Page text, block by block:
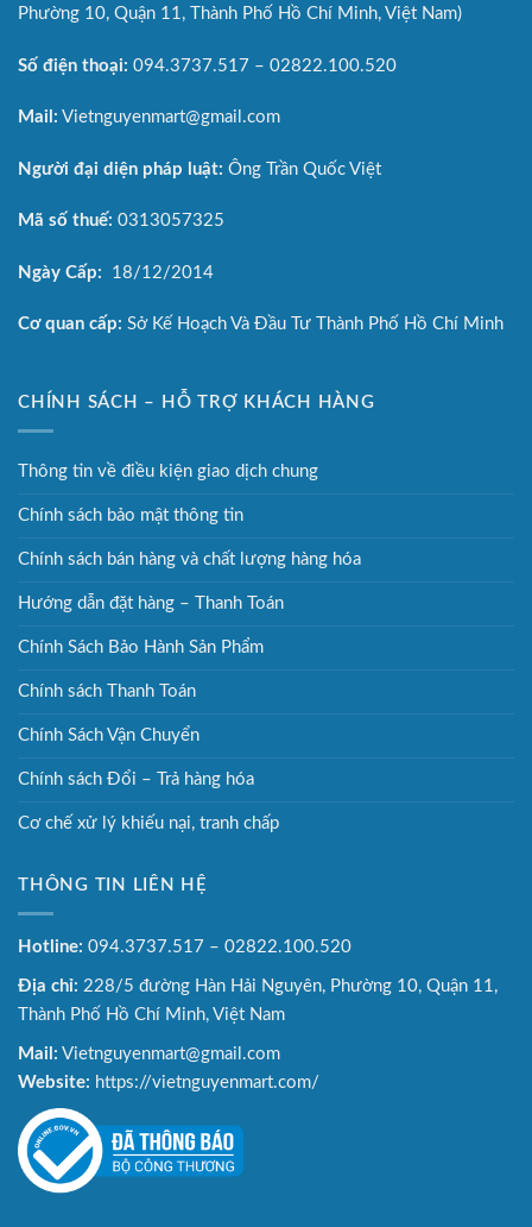
Phường 10, Quận 11, Thành Phố Hồ Chí Minh, Việt Nam)
Số điện thoại: 094.3737.517 – 02822.100.520
Mail: Vietnguyenmart@gmail.com
Người đại diện pháp luật: Ông Trần Quốc Việt
Mã số thuế: 0313057325
Ngày Cấp: 18/12/2014
Cơ quan cấp: Sở Kế Hoạch Và Đầu Tư Thành Phố Hồ Chí Minh
CHÍNH SÁCH – HỖ TRỢ KHÁCH HÀNG
Thông tin về điều kiện giao dịch chung
Chính sách bảo mật thông tin
Chính sách bán hàng và chất lượng hàng hóa
Hướng dẫn đặt hàng – Thanh Toán
Chính Sách Bảo Hành Sản Phẩm
Chính sách Thanh Toán
Chính Sách Vận Chuyển
Chính sách Đổi – Trả hàng hóa
Cơ chế xử lý khiếu nại, tranh chấp
THÔNG TIN LIÊN HỆ
Hotline: 094.3737.517 – 02822.100.520
Địa chỉ: 228/5 đường Hàn Hải Nguyên, Phường 10, Quận 11,
Thành Phố Hồ Chí Minh, Việt Nam
Mail: Vietnguyenmart@gmail.com
Website: https://vietnguyenmart.com/